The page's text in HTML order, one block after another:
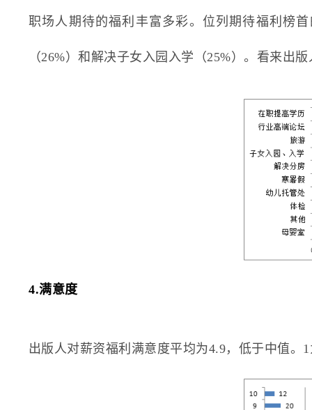
职场人期待的福利丰富多彩。位列期待福利榜
（26%）和解决子女入园入学（25%）。看来出
4.满意度
出版人对薪资福利满意度平均为4.9，低于中值。